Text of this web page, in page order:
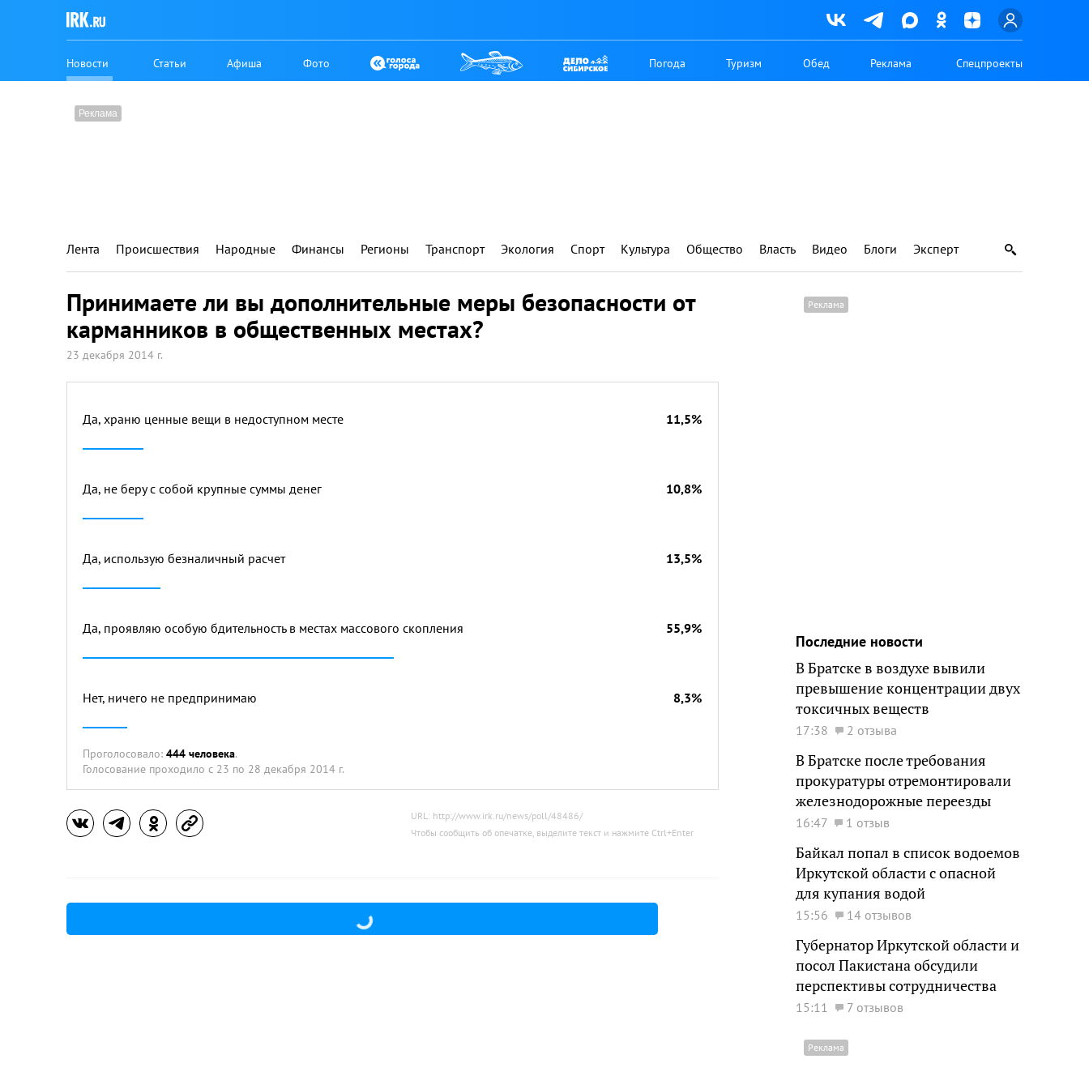
Новости Статьи Афиша Фото Погода Туризм Обед Реклама Спецпроекты
Лента Происшествия Народные Финансы Регионы Транспорт Экология Спорт Культура Общество Власть Видео Блоги Эксперт
Принимаете ли вы дополнительные меры безопасности от
карманников в общественных местах?
23 декабря 2014 г.
Да, храню ценные вещи в недоступном месте 11,5%
Да, не беру с собой крупные суммы денег 10,8%
Да, использую безналичный расчет 13,5%
Да, проявляю особую бдительность в местах массового скопления 55,9%
Нет, ничего не предпринимаю 8,3%
Проголосовало: 444 человека.
Голосование проходило с 23 по 28 декабря 2014 г.
URL: http://www.irk.ru/news/poll/48486/
Чтобы сообщить об опечатке, выделите текст и нажмите Ctrl+Enter
Последние новости
В Братске в воздухе вывили
превышение концентрации двух
токсичных веществ
17:38 2 отзыва
В Братске после требования
прокуратуры отремонтировали
железнодорожные переезды
16:47 1 отзыв
Байкал попал в список водоемов
Иркутской области с опасной
для купания водой
15:56 14 отзывов
Губернатор Иркутской области и
посол Пакистана обсудили
перспективы сотрудничества
15:11 7 отзывов